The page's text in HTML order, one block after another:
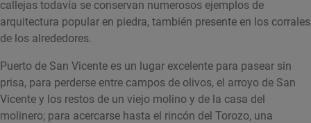
callejas todavía se conservan numerosos ejemplos de
arquitectura popular en piedra, también presente en los corrales
de los alrededores.
Puerto de San Vicente es un lugar excelente para pasear sin
prisa, para perderse entre campos de olivos, el arroyo de San
Vicente y los restos de un viejo molino y de la casa del
molinero; para acercarse hasta el rincón del Torozo, una